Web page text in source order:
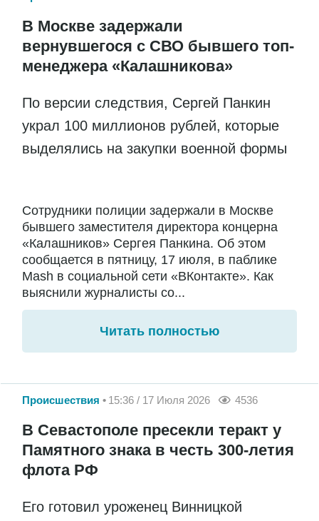
В Москве задержали
вернувшегося с СВО бывшего топ-
менеджера «Калашникова»
По версии следствия, Сергей Панкин
украл 100 миллионов рублей, которые
выделялись на закупки военной формы
Сотрудники полиции задержали в Москве
бывшего заместителя директора концерна
«Калашников» Сергея Панкина. Об этом
сообщается в пятницу, 17 июля, в паблике
Mash в социальной сети «ВКонтакте». Как
выяснили журналисты со...
Читать полностью
Происшествия 15:36 / 17 Июля 2026 4536
В Севастополе пресекли теракт у
Памятного знака в честь 300-летия
флота РФ
Его готовил уроженец Винницкой